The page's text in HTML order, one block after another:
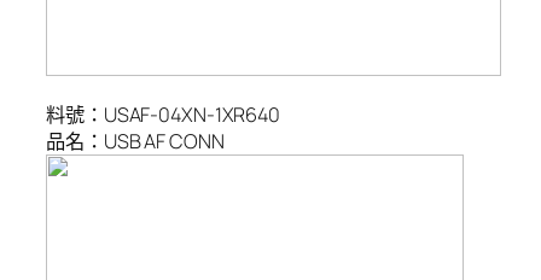
料號：USAF-04XN-1XR640
品名：USB AF CONN